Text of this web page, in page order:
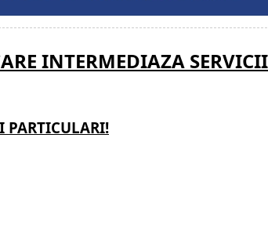
INTERMEDIAZA
PARTICULARI!